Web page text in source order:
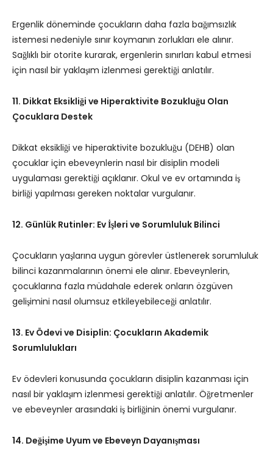
Ergenlik döneminde çocukların daha fazla bağımsızlık
istemesi nedeniyle sınır koymanın zorlukları ele alınır.
Sağlıklı bir otorite kurarak, ergenlerin sınırları kabul etmesi
için nasıl bir yaklaşım izlenmesi gerektiği anlatılır.
11. Dikkat Eksikliği ve Hiperaktivite Bozukluğu Olan
Çocuklara Destek
Dikkat eksikliği ve hiperaktivite bozukluğu (DEHB) olan
çocuklar için ebeveynlerin nasıl bir disiplin modeli
uygulaması gerektiği açıklanır. Okul ve ev ortamında iş
birliği yapılması gereken noktalar vurgulanır.
12. Günlük Rutinler: Ev İşleri ve Sorumluluk Bilinci
Çocukların yaşlarına uygun görevler üstlenerek sorumluluk
bilinci kazanmalarının önemi ele alınır. Ebeveynlerin,
çocuklarına fazla müdahale ederek onların özgüven
gelişimini nasıl olumsuz etkileyebileceği anlatılır.
13. Ev Ödevi ve Disiplin: Çocukların Akademik
Sorumlulukları
Ev ödevleri konusunda çocukların disiplin kazanması için
nasıl bir yaklaşım izlenmesi gerektiği anlatılır. Öğretmenler
ve ebeveynler arasındaki iş birliğinin önemi vurgulanır.
14. Değişime Uyum ve Ebeveyn Dayanışması